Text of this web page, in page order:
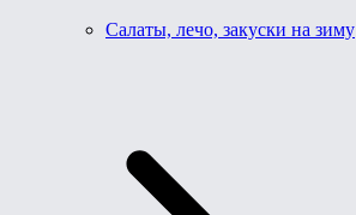
Салаты, лечо, закуски на зиму